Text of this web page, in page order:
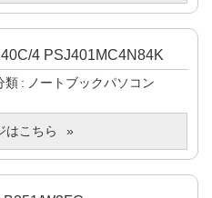
4 PSJ401MC4N84K
類
ノートブックパソコン
はこちら